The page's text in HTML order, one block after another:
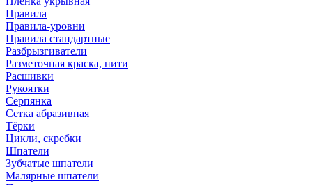
Правила
Правила-уровни
Правила стандартные
Разбрызгиватели
Разметочная краска, нити
Расшивки
Рукоятки
Серпянка
Сетка абразивная
Тёрки
Цикли, скребки
Шпатели
Зубчатые шпатели
Малярные шпатели